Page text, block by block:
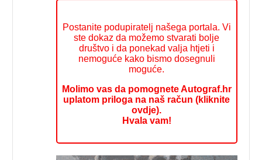
Postanite podupiratelj našega portala. Vi
ste dokaz da možemo stvarati bolje
društvo i da ponekad valja htjeti i
nemoguće kako bismo dosegnuli
moguće.
Molimo vas da pomognete Autograf.hr
uplatom priloga na naš račun (kliknite
ovdje).
Hvala vam!